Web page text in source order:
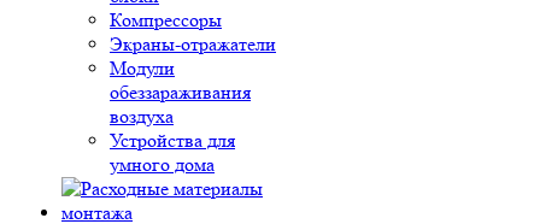
Компрессоры
Экраны-отражатели
Модули
обеззараживания
воздуха
Устройства для
умного дома